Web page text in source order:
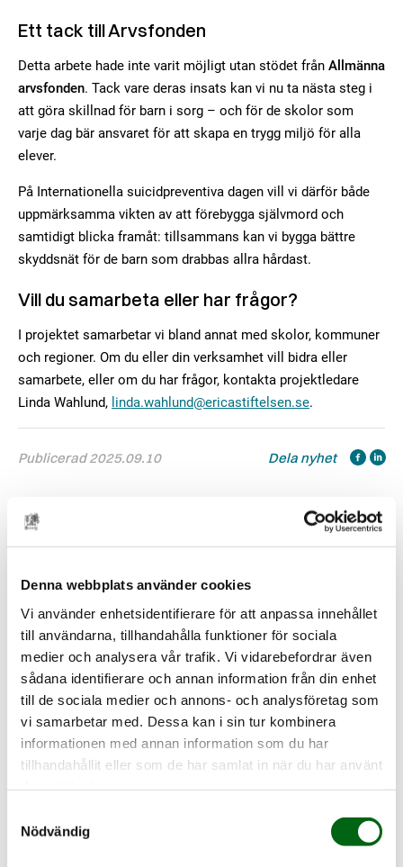
Denna webbplats använder cookies
Vi använder enhetsidentifierare för att anpassa innehållet
till användarna, tillhandahålla funktioner för sociala
medier och analysera vår trafik. Vi vidarebefordrar även
sådana identifierare och annan information från din enhet
till de sociala medier och annons- och analysföretag som
vi samarbetar med. Dessa kan i sin tur kombinera
informationen med annan information som du har
tillhandahållit eller som de har samlat in när du har använt
Nödvändig
Ett tack till Arvsfonden
Detta arbete hade inte varit möjligt utan stödet från Allmänna
arvsfonden. Tack vare deras insats kan vi nu ta nästa steg i
att göra skillnad för barn i sorg – och för de skolor som
varje dag bär ansvaret för att skapa en trygg miljö för alla
elever.
På Internationella suicidpreventiva dagen vill vi därför både
uppmärksamma vikten av att förebygga självmord och
samtidigt blicka framåt: tillsammans kan vi bygga bättre
skyddsnät för de barn som drabbas allra hårdast.
Vill du samarbeta eller har frågor?
I projektet samarbetar vi bland annat med skolor, kommuner
och regioner. Om du eller din verksamhet vill bidra eller
samarbete, eller om du har frågor, kontakta projektledare
Linda Wahlund, linda.wahlund@ericastiftelsen.se.
Publicerad 2025.09.10 Dela nyhet